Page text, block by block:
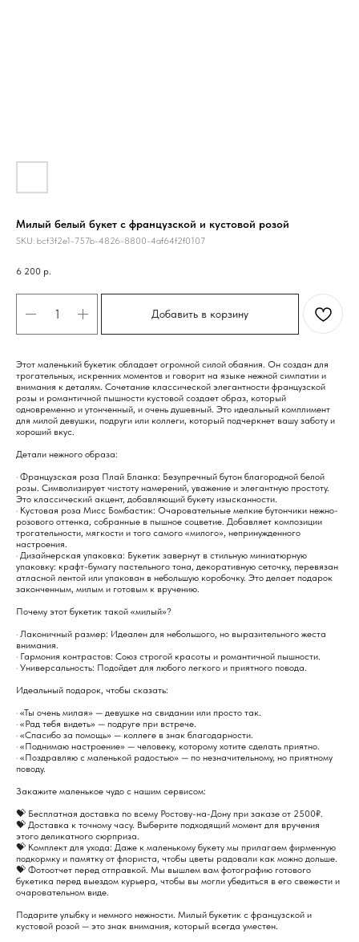
Милый белый букет с французской и кустовой розой
SKU: bcf3f2e1-757b-4826-8800-4af64f2f0107
6 200 р.
Добавить в корзину
Этот маленький букетик обладает огромной силой обаяния. Он создан для
трогательных, искренних моментов и говорит на языке нежной симпатии и
внимания к деталям. Сочетание классической элегантности французской
розы и романтичной пышности кустовой создает образ, который
одновременно и утонченный, и очень душевный. Это идеальный комплимент
для милой девушки, подруги или коллеги, который подчеркнет вашу заботу и
хороший вкус.
Детали нежного образа:
· Французская роза Плай Бланка: Безупречный бутон благородной белой
розы. Символизирует чистоту намерений, уважение и элегантную простоту.
Это классический акцент, добавляющий букету изысканности.
· Кустовая роза Мисс Бомбастик: Очаровательные мелкие бутончики нежно-
розового оттенка, собранные в пышное соцветие. Добавляет композиции
трогательности, мягкости и того самого «милого», непринужденного
настроения.
· Дизайнерская упаковка: Букетик завернут в стильную миниатюрную
упаковку: крафт-бумагу пастельного тона, декоративную сеточку, перевязан
атласной лентой или упакован в небольшую коробочку. Это делает подарок
законченным, милым и готовым к вручению.
Почему этот букетик такой «милый»?
· Лаконичный размер: Идеален для небольшого, но выразительного жеста
внимания.
· Гармония контрастов: Союз строгой красоты и романтичной пышности.
· Универсальность: Подойдет для любого легкого и приятного повода.
Идеальный подарок, чтобы сказать:
· «Ты очень милая» — девушке на свидании или просто так.
· «Рад тебя видеть» — подруге при встрече.
· «Спасибо за помощь» — коллеге в знак благодарности.
· «Поднимаю настроение» — человеку, которому хотите сделать приятно.
· «Поздравляю с маленькой радостью» — по незначительному, но приятному
поводу.
Закажите маленькое чудо с нашим сервисом:
💝 Бесплатная доставка по всему Ростову-на-Дону при заказе от 2500₽.
💝 Доставка к точному часу. Выберите подходящий момент для вручения
этого деликатного сюрприза.
💝 Комплект для ухода: Даже к маленькому букету мы прилагаем фирменную
подкормку и памятку от флориста, чтобы цветы радовали как можно дольше.
💝 Фотоотчет перед отправкой. Мы вышлем вам фотографию готового
букетика перед выездом курьера, чтобы вы могли убедиться в его свежести и
очаровательном виде.
Подарите улыбку и немного нежности. Милый букетик с французской и
кустовой розой — это знак внимания, который всегда уместен.